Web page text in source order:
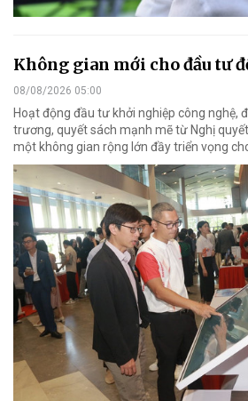
Không gian mới cho đầu tư
08/08/2026 05:00
Hoạt động đầu tư khởi nghiệp công nghệ,
trương, quyết sách mạnh mẽ từ Nghị
một không gian rộng lớn đầy triển vọng